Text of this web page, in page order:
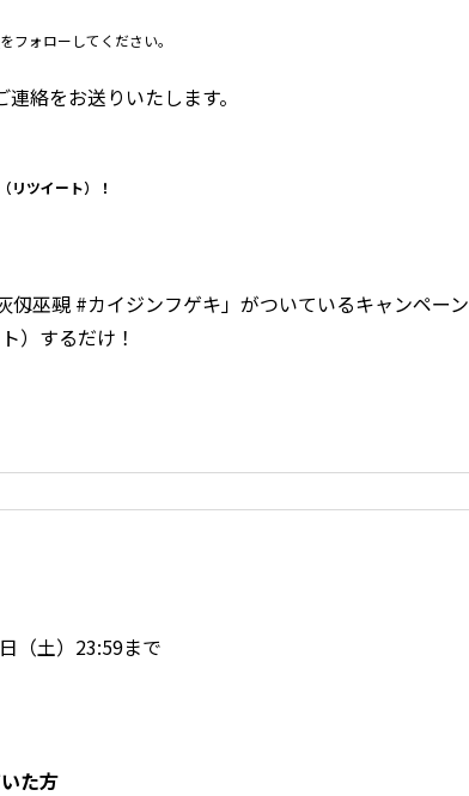
をフォローしてください。
絡をお送りいたします。
リツイート）！
巫覡 #カイジンフゲキ」がついているキャンペーン
）するだけ！
（土）23:59まで
た方